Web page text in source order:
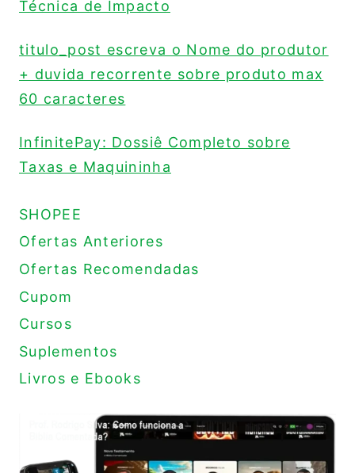
Técnica de Impacto
titulo_post escreva o Nome do produtor
+ duvida recorrente sobre produto max
60 caracteres
InfinitePay: Dossiê Completo sobre
Taxas e Maquininha
SHOPEE
Ofertas Anteriores
Ofertas Recomendadas
Cupom
Cursos
Suplementos
Livros e Ebooks